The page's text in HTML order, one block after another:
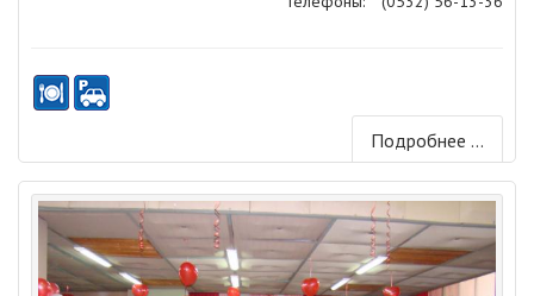
Подробнее ...